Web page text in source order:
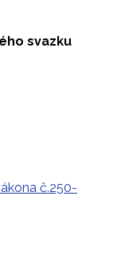
svazku
č.250-